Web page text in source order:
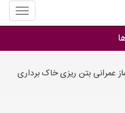
منوی
سایت
اداری
عمرانی بتن ریزی خاک برداری